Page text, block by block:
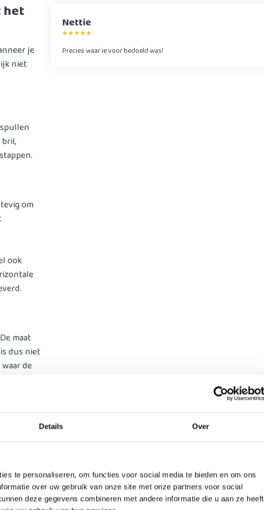
Details Over
te personaliseren, om functies voor social media te bieden en om ons
over uw gebruik van onze site met onze partners voor social
deze gegevens combineren met andere informatie die u aan ze heeft
je
niet
om
ook
maat
dus niet
de
of een
Nettie
Precies waar ie voor bedoeld was!